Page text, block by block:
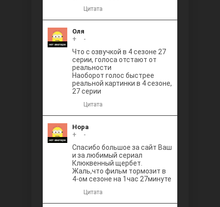
Цитата
Оля
+
-
Что с озвучкой в 4 сезоне 27
серии, голоса отстают от
реальности
Наоборот голос быстрее
реальной картинки в 4 сезоне,
27 серии
Цитата
Нора
+
-
Спасибо большое за сайт Ваш
и за любимый сериал
Клюквенный щербет.
Жаль,что фильм тормозит в
4-ом сезоне на 1час 27минуте
Цитата